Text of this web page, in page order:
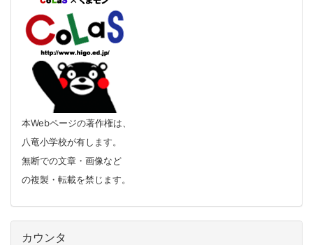
本Webページの著作権は、
八竜小学校が有します。
無断での文章・画像など
の複製・転載を禁じます。
カウンタ